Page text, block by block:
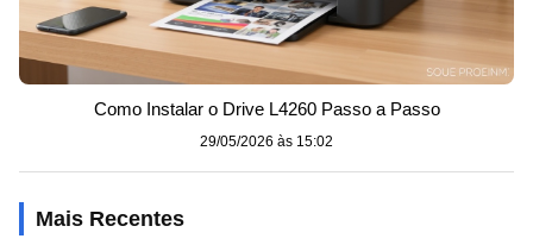
Como Instalar o Drive L4260 Passo a Passo
29/05/2026 às 15:02
Mais Recentes